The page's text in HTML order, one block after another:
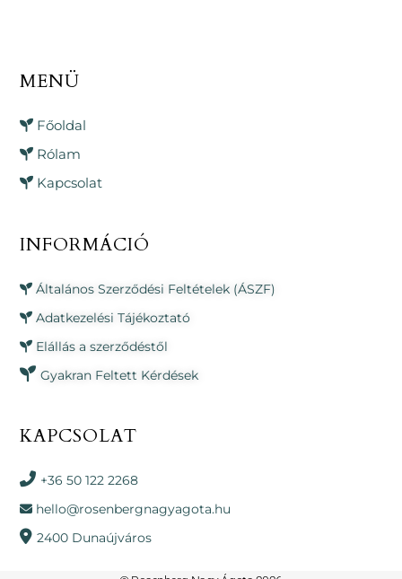
MENÜ
Főoldal
Rólam
Kapcsolat
INFORMÁCIÓ
Általános Szerződési Feltételek (ÁSZF)
Adatkezelési Tájékoztató
Elállás a szerződéstől
Gyakran Feltett Kérdések
KAPCSOLAT
+36 50 122 2268
hello@rosenbergnagyagota.hu
2400 Dunaújváros